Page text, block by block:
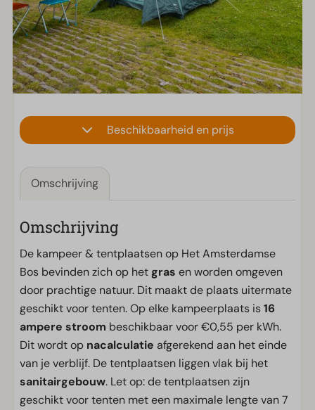
Beschikbaarheid en prijs
Omschrijving
Omschrijving
De kampeer & tentplaatsen op Het Amsterdamse
Bos bevinden zich op het gras en worden omgeven
door prachtige natuur. Dit maakt de plaats uitermate
geschikt voor tenten. Op elke kampeerplaats is16
ampere stroom beschikbaar voor €0,55 per kWh.
Dit wordt op nacalculatie afgerekend aan het einde
van je verblijf. De tentplaatsen liggen vlak bij het
sanitairgebouw. Let op: de tentplaatsen zijn
geschikt voor tenten met een maximale lengte van 7